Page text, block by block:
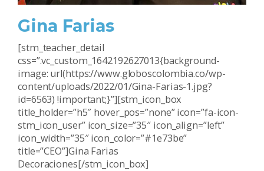
Gina Farias
[stm_teacher_detail
css=”.vc_custom_1642192627013{background-
image: url(https://www.globoscolombia.co/wp-
content/uploads/2022/01/Gina-Farias-1.jpg?
id=6563) !important;}”][stm_icon_box
title_holder=”h5″ hover_pos=”none” icon=”fa-icon-
stm_icon_user” icon_size=”35″ icon_align=”left”
icon_width=”35″ icon_color=”#1e73be”
title=”CEO”]Gina Farias
Decoraciones[/stm_icon_box]